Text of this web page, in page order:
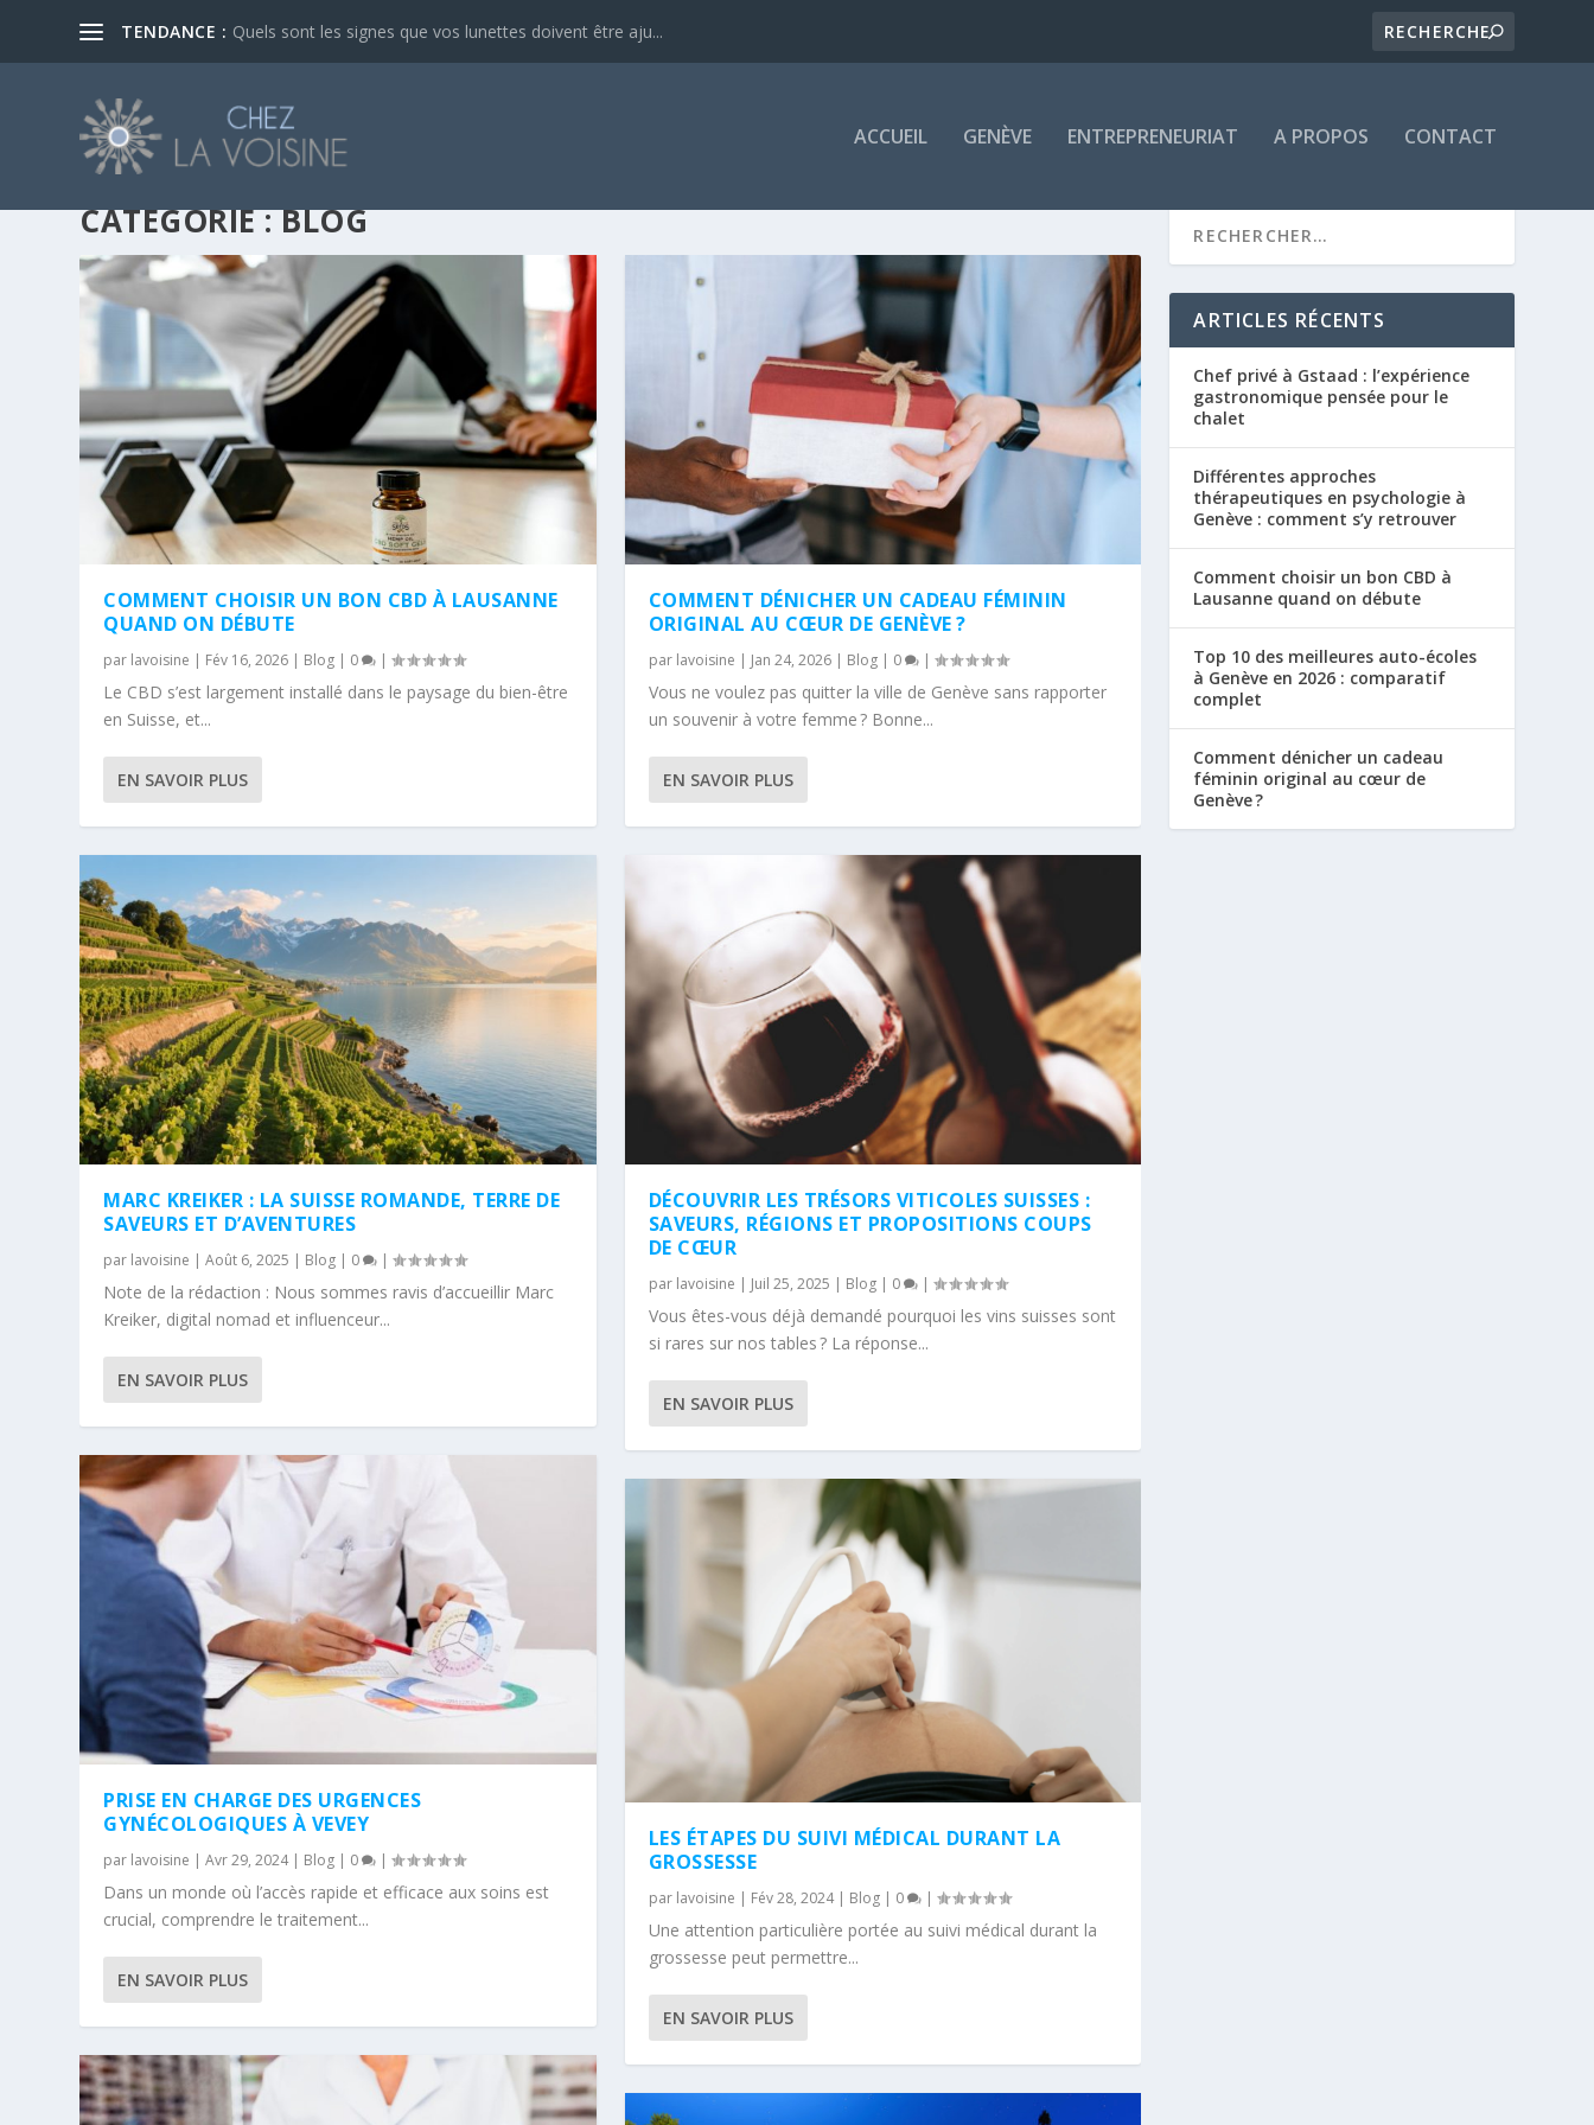
TENDANCE : Quels sont les signes que vos lunettes doivent être aju...
ACCUEIL GENÈVE ENTREPRENEURIAT A PROPOS CONTACT
CATÉGORIE :BLOG
COMMENT CHOISIR UN BON CBD À LAUSANNE
QUAND ON DÉBUTE
par lavoisine | Fév 16, 2026 | Blog | 0 |
Le CBD s’est largement installé dans le paysage du bien-être
en Suisse, et...
EN SAVOIR PLUS
MARC KREIKER : LA SUISSE ROMANDE, TERRE DE
SAVEURS ET D’AVENTURES
par lavoisine |Août 6, 2025 | Blog | 0 |
Note de la rédaction : Nous sommes ravis d’accueillir Marc
Kreiker, digital nomad et influenceur...
EN SAVOIR PLUS
PRISE EN CHARGE DES URGENCES
GYNÉCOLOGIQUES À VEVEY
par lavoisine |Avr 29, 2024| Blog | 0 |
Dans un monde où l’accès rapide et efficace aux soins est
crucial, comprendre le traitement...
EN SAVOIR PLUS
COMMENT DÉNICHER UN CADEAU FÉMININ
ORIGINAL AU CŒUR DE GENÈVE ?
par lavoisine | Jan 24, 2026| Blog| 0 |
Vous ne voulez pas quitter la ville de Genève sans rapporter
un souvenir à votre femme ? Bonne...
EN SAVOIR PLUS
DÉCOUVRIR LES TRÉSORS VITICOLES SUISSES :
SAVEURS, RÉGIONS ET PROPOSITIONS COUPS
DE CŒUR
par lavoisine | Juil 25, 2025 | Blog| 0 |
Vous êtes-vous déjà demandé pourquoi les vins suisses sont
si rares sur nos tables ? La réponse...
EN SAVOIR PLUS
LES ÉTAPES DU SUIVI MÉDICAL DURANT LA
GROSSESSE
par lavoisine | Fév 28, 2024| Blog| 0 |
Une attention particulière portée au suivi médical durant la
grossesse peut permettre...
EN SAVOIR PLUS
ARTICLES RÉCENTS
Chef privé à Gstaad : l’expérience
gastronomique pensée pour le
chalet
Différentes approches
thérapeutiques en psychologie à
Genève : comment s’y retrouver
Comment choisir un bon CBD à
Lausanne quand on débute
Top 10 des meilleures auto-écoles
à Genève en 2026 : comparatif
complet
Comment dénicher un cadeau
féminin original au cœur de
Genève ?